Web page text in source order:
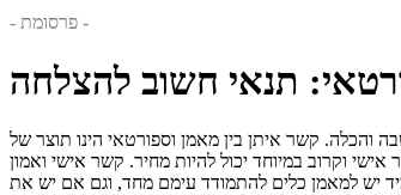
- פרסומת -
תנאי חשוב להצלחה
והכלה. קשר איתן בין מאמן וספורטאי הינו תוצר של
וקרוב במיוחד יכול להיות מחיר. קשר אישי ואמון
יש למאמן כלים להתמודד עימם מחד, וגם אם יש את